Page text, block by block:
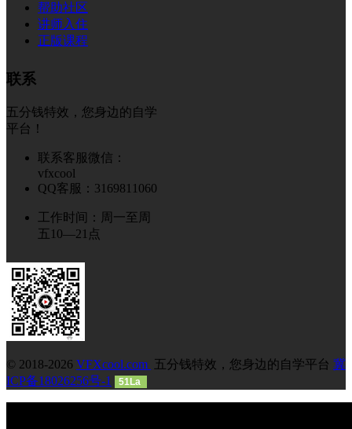
帮助社区
讲师入住
正版课程
联系
五分钱特效，您身边的自学
平台！
联系客服微信：
vfxcool
QQ客服：3169811060
工作时间：周一至周
五10—21点
© 2018-2026 VFXcool.com 五分钱特效，您身边的自学平台 冀
ICP备18026256号-1
51La